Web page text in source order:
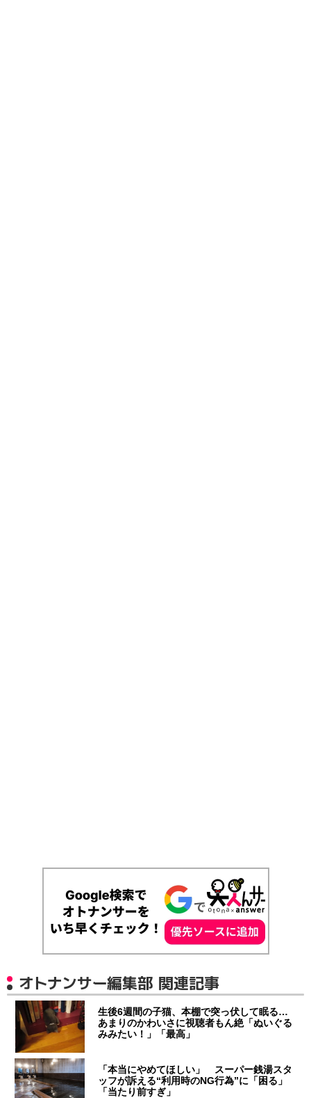
オトナンサー編集部 関連記事
生後6週間の子猫、本棚で突っ伏して眠る…
あまりのかわいさに視聴者もん絶「ぬいぐる
みみたい！」「最高」
「本当にやめてほしい」 スーパー銭湯スタ
ッフが訴える“利用時のNG行為”に「困る」
「当たり前すぎ」